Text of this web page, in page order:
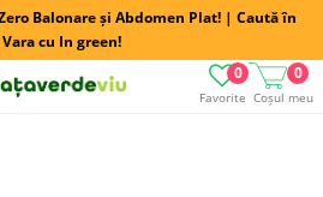
Balonare și Abdomen Plat! | Caută în
cu In green!
Favorite
0
Coșul meu
0